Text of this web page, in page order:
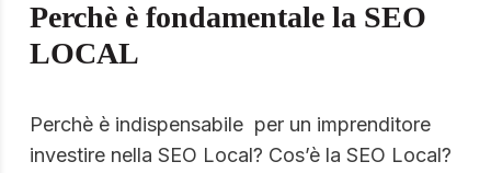
Perchè è fondamentale la SEO
LOCAL
Perchè è indispensabile per un imprenditore
investire nella SEO Local? Cos’è la SEO Local?